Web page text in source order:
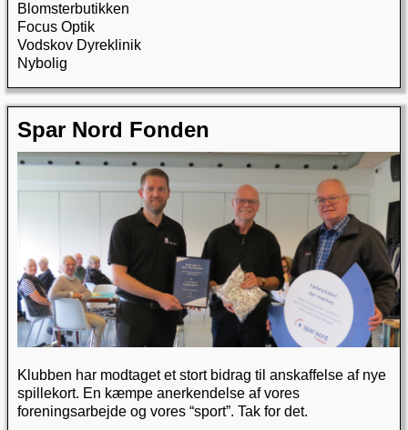
Blomsterbutikken
Focus Optik
Vodskov Dyreklinik
Nybolig
Spar Nord Fonden
Klubben har modtaget et stort bidrag til anskaffelse af nye
spillekort. En kæmpe anerkendelse af vores
foreningsarbejde og vores “sport”. Tak for det.